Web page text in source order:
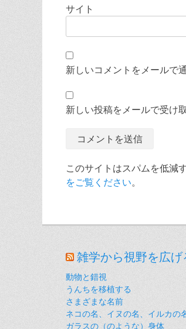
サイト
新しいコメントをメールで
新しい投稿をメールで受け
このサイトはスパムを低減
をご覧ください。
雑学から視野を広げ
動物と錯視
うんちを移植する
さまざまな名前
ネコの名、イヌの名、イルカの
ガラスの（のような）身体